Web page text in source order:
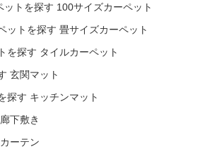
100サイズカーペット
畳サイズカーペット
タイルカーペット
玄関マット
キッチンマット
廊下敷き
カーテン